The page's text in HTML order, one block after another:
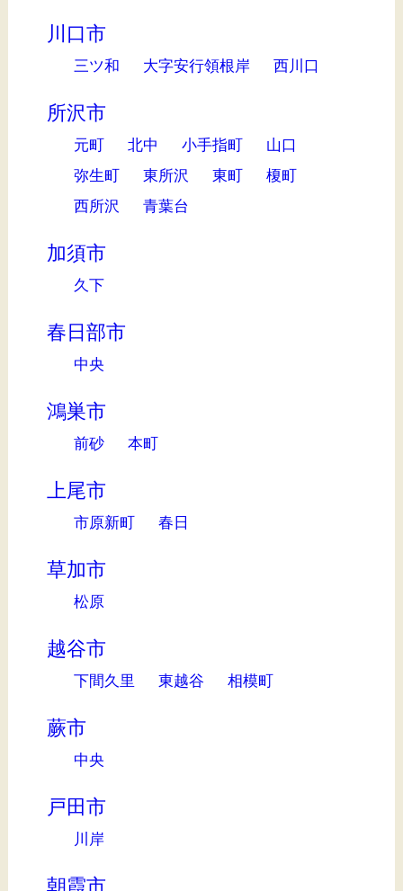
川口市
三ツ和 大字安行領根岸 西川口
所沢市
元町 北中 小手指町
山口
弥生町
東所沢 東町
榎町
西所沢
青葉台
加須市
久下
春日部市
中央
鴻巣市
前砂 本町
上尾市
市原新町 春日
草加市
松原
越谷市
下間久里 東越谷 相模町
蕨市
中央
戸田市
川岸
朝霞市